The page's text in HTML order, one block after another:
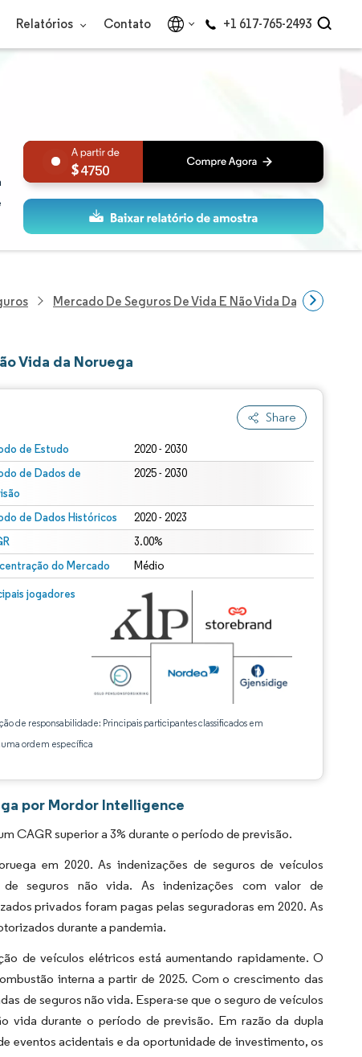
Relatórios Contato +1 617-765-2493
4750
Mercado De Seguros De Vida E Não Vida Da Noruega
Vida da Noruega
Share
de Estudo 2020 - 2030
de Dados de
2025 - 2030
de Dados Históricos 2020 - 2023
3.00%
do Mercado Médio
jogadores
de responsabilidade: Principais participantes classificados em
ordem específica
por Mordor Intelligence
CAGR superior a 3% durante o período de previsão.
em 2020. As indenizações de seguros de veículos
seguros não vida. As indenizações com valor de
privados foram pagas pelas seguradoras em 2020. As
durante a pandemia.
de veículos elétricos está aumentando rapidamente. O
interna a partir de 2025. Com o crescimento das
de seguros não vida. Espera-se que o seguro de veículos
vida durante o período de previsão. Em razão da dupla
eventos acidentais e da oportunidade de investimento, os